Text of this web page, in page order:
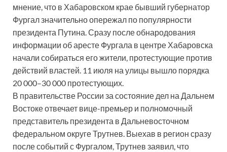
мнение, что в Хабаровском крае бывший губернатор
Фургал значительно опережал по популярности
президента Путина. Сразу после обнародования
информации об аресте Фургала в центре Хабаровска
начали собираться его жители, протестующие против
действий властей. 11 июля на улицы вышло порядка
20 000–30 000 протестующих.
В правительстве России за состояние дел на Дальнем
Востоке отвечает вице-премьер и полномочный
представитель президента в Дальневосточном
федеральном округе Трутнев. Выехав в регион сразу
после событий с Фургалом, Трутнев заявил, что